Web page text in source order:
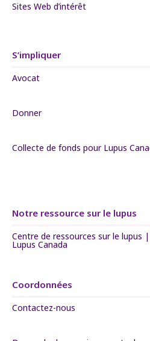
Sites Web d’intérêt
S’impliquer
Avocat
Donner
Collecte de fonds pour Lupus
Notre ressource sur le lupus
Centre de ressources sur le lupus
Lupus Canada
Coordonnées
Contactez-nous